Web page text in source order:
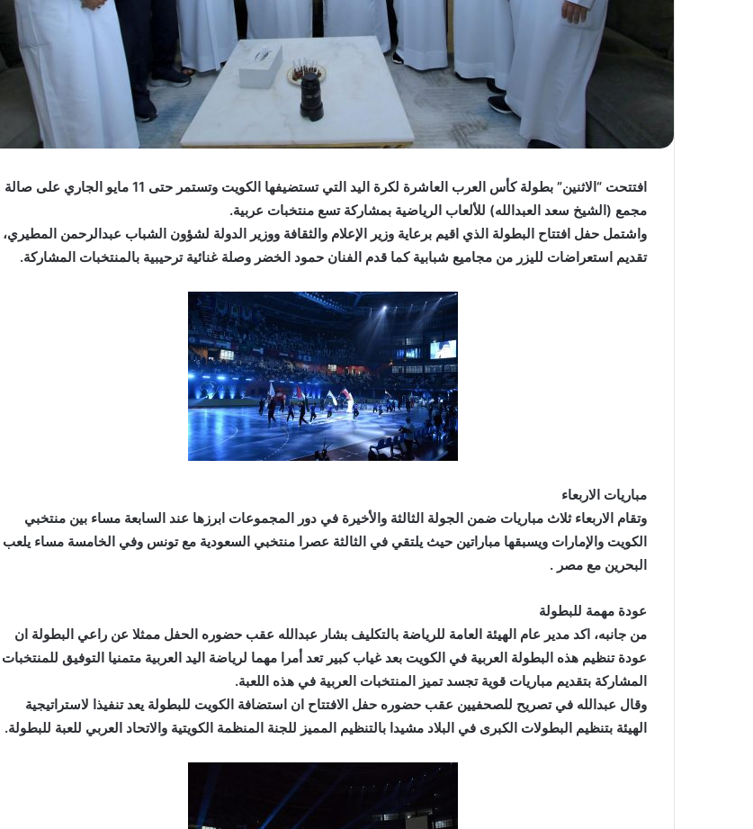
افتتحت “الاثنين” بطولة كأس العرب العاشرة لكرة اليد التي تستضيفها الكويت وتستمر حتى 11 مايو الجاري على صالة
مجمع (الشيخ سعد العبدالله) للألعاب الرياضية بمشاركة تسع منتخبات عربية.
واشتمل حفل افتتاح البطولة الذي اقيم برعاية وزير الإعلام والثقافة ووزير الدولة لشؤون الشباب عبدالرحمن المطيري،
تقديم استعراضات لليزر من مجاميع شبابية كما قدم الفنان حمود الخضر وصلة غنائية ترحيبية بالمنتخبات المشاركة.
مباريات الاربعاء
وتقام الاربعاء ثلاث مباريات ضمن الجولة الثالثة والأخيرة في دور المجموعات ابرزها عند السابعة مساء بين منتخبي
الكويت والإمارات ويسبقها مباراتين حيث يلتقي في الثالثة عصرا منتخبي السعودية مع تونس وفي الخامسة مساء يلعب
البحرين مع مصر .
عودة مهمة للبطولة
من جانبه، اكد مدير عام الهيئة العامة للرياضة بالتكليف بشار عبدالله عقب حضوره الحفل ممثلا عن راعي البطولة ان
عودة تنظيم هذه البطولة العربية في الكويت بعد غياب كبير تعد أمرا مهما لرياضة اليد العربية متمنيا التوفيق للمنتخبات
المشاركة بتقديم مباريات قوية تجسد تميز المنتخبات العربية في هذه اللعبة.
وقال عبدالله في تصريح للصحفيين عقب حضوره حفل الافتتاح ان استضافة الكويت للبطولة يعد تنفيذا لاستراتيجية
الهيئة بتنظيم البطولات الكبرى في البلاد مشيدا بالتنظيم المميز للجنة المنظمة الكويتية والاتحاد العربي للعبة للبطولة.